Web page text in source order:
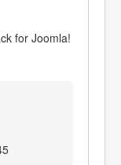
for Joomla!